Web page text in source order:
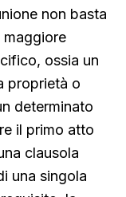
non basta
maggiore
ossia un
proprietà o
determinato
il primo atto
clausola
una singola